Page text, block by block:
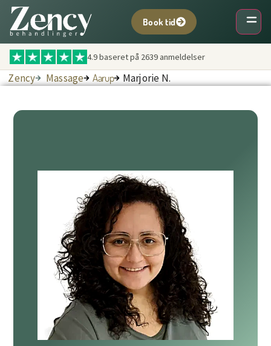
Book tid
4.9 baseret på 2639 anmeldelser
Zency Massage Aarup Marjorie N.